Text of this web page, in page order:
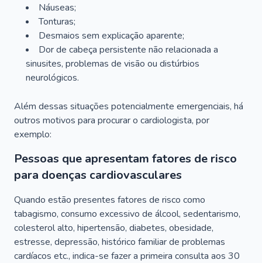
Náuseas;
Tonturas;
Desmaios sem explicação aparente;
Dor de cabeça persistente não relacionada a
sinusites, problemas de visão ou distúrbios
neurológicos.
Além dessas situações potencialmente emergenciais, há
outros motivos para procurar o cardiologista, por
exemplo:
Pessoas que apresentam fatores de risco
para doenças cardiovasculares
Quando estão presentes fatores de risco como
tabagismo, consumo excessivo de álcool, sedentarismo,
colesterol alto, hipertensão, diabetes, obesidade,
estresse, depressão, histórico familiar de problemas
cardíacos etc., indica-se fazer a primeira consulta aos 30